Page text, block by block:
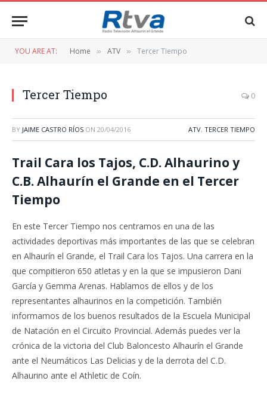
YOU ARE AT: Home » ATV » Tercer Tiempo
Tercer Tiempo 0
BY JAIME CASTRO RÍOS ON 20/04/2016 ATV, TERCER TIEMPO
Trail Cara los Tajos, C.D. Alhaurino y
C.B. Alhaurín el Grande en el Tercer
Tiempo
En este Tercer Tiempo nos centramos en una de las
actividades deportivas más importantes de las que se celebran
en Alhaurín el Grande, el Trail Cara los Tajos. Una carrera en la
que compitieron 650 atletas y en la que se impusieron Dani
García y Gemma Arenas. Hablamos de ellos y de los
representantes alhaurinos en la competición. También
informamos de los buenos resultados de la Escuela Municipal
de Natación en el Circuito Provincial. Además puedes ver la
crónica de la victoria del Club Baloncesto Alhaurín el Grande
ante el Neumáticos Las Delicias y de la derrota del C.D.
Alhaurino ante el Athletic de Coín.